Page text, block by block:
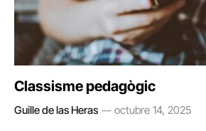
Classisme pedagògic
Guille de las Heras octubre 14, 2025